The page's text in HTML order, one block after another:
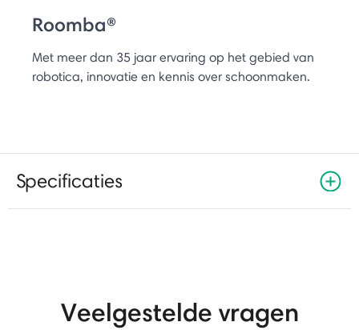
Roomba®
Met meer dan 35 jaar ervaring op het gebied van
robotica, innovatie en kennis over schoonmaken.
Specificaties
Veelgestelde vragen